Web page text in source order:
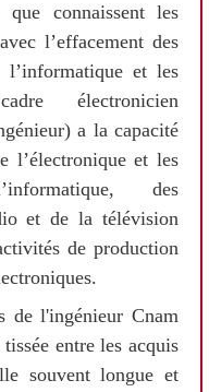
connaissent les
l’effacement des
l’informatique et les
électronicien
a la capacité
l’électronique et les
des
et de la télévision
de production
de l'ingénieur Cnam
entre les acquis
souvent longue et